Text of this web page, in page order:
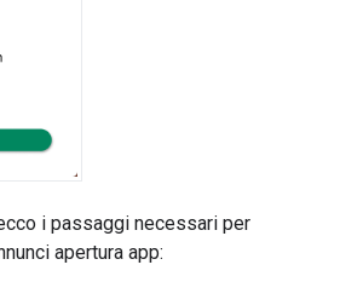
i passaggi necessari per
apertura app: